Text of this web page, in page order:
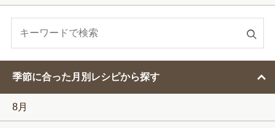
索
季節に合った月別レシピから探す
8月